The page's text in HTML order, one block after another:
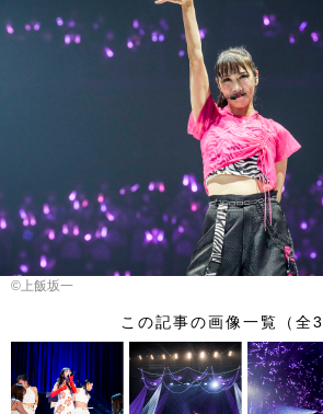
©︎上飯坂一
この記事の画像一覧（全